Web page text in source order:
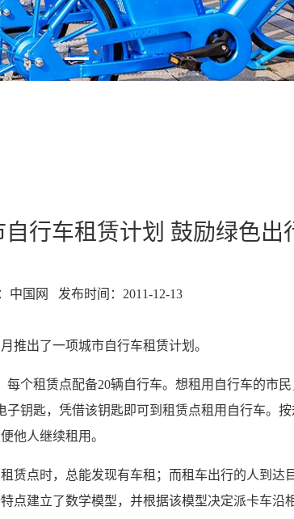
行车租赁计划 鼓励绿色出
中国网 发布时间：2011-12-13
推出了一项城市自行车租赁计划。
个租赁点配备20辆自行车。想租用自行车的市
钥匙，凭借该钥匙即可到租赁点租用自行车。
他人继续租用。
赁点时，总能发现有车租；而租车出行的人到达
点建立了数学模型，并根据该模型决定派卡车沿